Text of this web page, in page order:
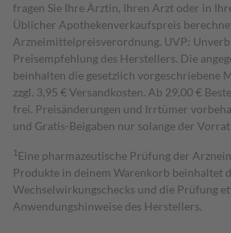
fragen Sie Ihre Ärztin, Ihren Arzt oder in
Üblicher Apothekenverkaufspreis
Arzneimittelpreisverordnung. UVP:
Preisempfehlung des Herstellers. Die
beinhalten die gesetzlich vorgeschriebene
zzgl. 3,95 € Versandkosten. Ab 29,00 €
frei. Preisänderungen und Irrtümer
und Gratis-Beigaben nur solange der
1 Eine pharmazeutische Prüfung der
Produkte in deinem Warenkorb beinhaltet
Wechselwirkungschecks und die Prüfung
Anwendungshinweise des Herstellers.